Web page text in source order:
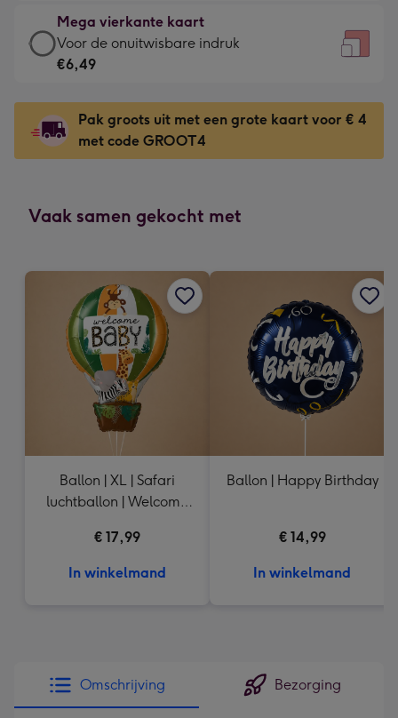
kleine
gelukwens
-
130
x
130
mm
-
€4,79
-
Meest
-
Dimensions:
167
mm
Mega vierkante kaart
Mega
vierkante
-
€6,49
-
onuitwisbare
Dimensions:
240
240
mm
Voor de onuitwisbare indruk
€6,49
Pak groots uit met een grote kaart voor € 4
met code GROOT4
Vaak samen gekocht met
Ballon | XL | Safari
luchtballon | Welcome
€ 17,99
In winkelmand
Ballon | Happy Birthday
€ 14,99
In winkelmand
Omschrijving Bezorging